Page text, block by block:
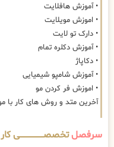
• آموزش هافلایت
• اموزش مویلایت
• دارک تو لایت
• آموزش دکلره تمام
• دکاپاژ
• آموزش شامپو شیمیایی
• اموزش فر کردن مو
آخرین متد و روش های کار با
سرفصل